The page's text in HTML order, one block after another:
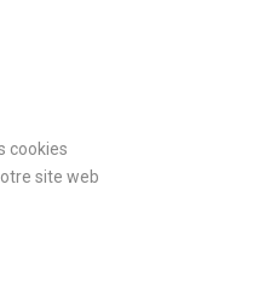
cookies
site web